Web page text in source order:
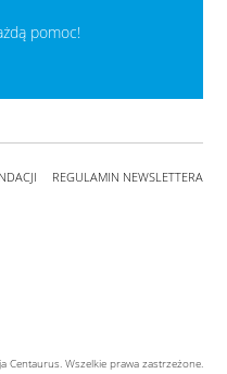
pomoc!
Centaurus. Wszelkie prawa zastrzeżone.
REGULAMIN NEWSLETTERA